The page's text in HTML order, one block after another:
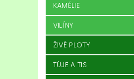
KAMÉLIE
VILÍNY
ŽIVÉ PLOTY
TÚJE A TIS